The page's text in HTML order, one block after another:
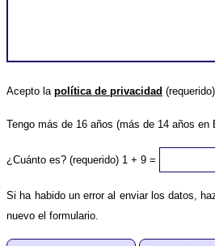
Acepto la política de privacidad (requerido)
Tengo más de 16 años (más de 14 años en
¿Cuánto es? (requerido) 1 + 9 =
Si ha habido un error al enviar los datos,
nuevo el formulario.